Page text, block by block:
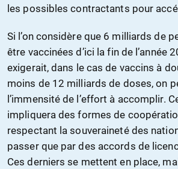
les possibles contractants pour
Si l’on considère que 6 milliards de
être vaccinées d’ici la fin de l’année
exigerait, dans le cas de vaccins à
moins de 12 milliards de doses, on
l’immensité de l’effort à accomplir.
impliquera des formes de
respectant la souveraineté des
passer que par des accords de
Ces derniers se mettent en place,